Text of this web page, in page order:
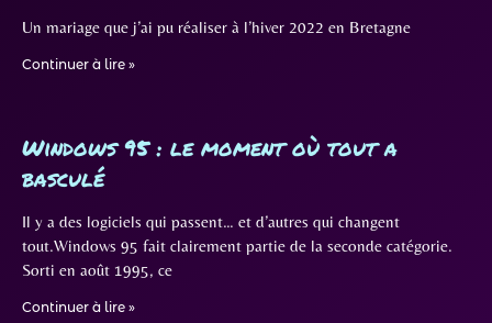
Un mariage que j’ai pu réaliser à l’hiver 2022 en Bretagne
Continuer à lire »
Windows 95 : le moment où tout a
basculé
Il y a des logiciels qui passent… et d’autres qui changent
tout.Windows 95 fait clairement partie de la seconde catégorie.
Sorti en août 1995, ce
Continuer à lire »